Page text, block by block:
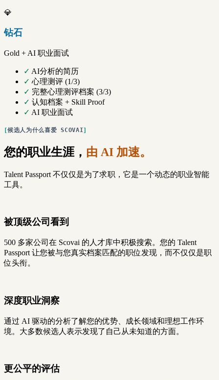
💎
钻石
Gold + AI 职业面试
✓ AI分析的简历
✓ 心理测评 (1/3)
✓ 完整心理测评档案 (3/3)
✓ 认知档案 + Skill Proof
✓ AI 职业面试
候选人为什么喜爱 SCOVAI
您的职业生涯， 由 AI 加速。
Talent Passport 不仅仅是为了求职，它是一个动态的职业智能
工具。
被顶级公司看到
500 多家公司在 Scovai 的人才库中积极搜索。您的 Talent
Passport 让您被与您真实档案匹配的职位发现，而不仅仅是职
位头衔。
深度职业洞察
通过 AI 驱动的分析了解您的优势、成长领域和理想工作环
境。大多数候选人表示发现了自己从未知道的方面。
更公平的评估